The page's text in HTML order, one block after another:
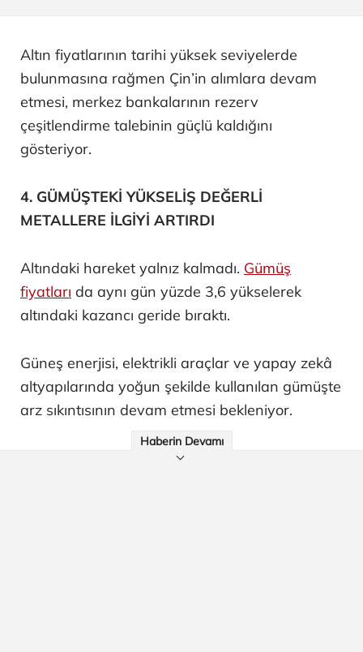
Altın fiyatlarının tarihi yüksek seviyelerde
bulunmasına rağmen Çin’in alımlara devam
etmesi, merkez bankalarının rezerv
çeşitlendirme talebinin güçlü kaldığını
gösteriyor.
4. GÜMÜŞTEKİ YÜKSELİŞ DEĞERLİ
METALLERE İLGİYİ ARTIRDI
Altındaki hareket yalnız kalmadı. Gümüş
fiyatları da aynı gün yüzde 3,6 yükselerek
altındaki kazancı geride bıraktı.
Güneş enerjisi, elektrikli araçlar ve yapay zekâ
altyapılarında yoğun şekilde kullanılan gümüşte
arz sıkıntısının devam etmesi bekleniyor.
Haberin Devamı